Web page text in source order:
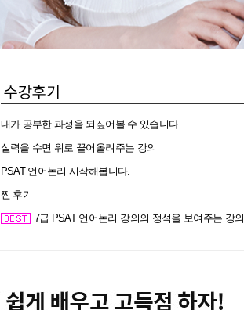
내가 공부한 과정을 되짚어볼 수 있습니다
실력을 수면 위로 끌어올려주는 강의
PSAT 언어논리 시작해봅니다.
찐 후기
7급 PSAT 언어논리 강의의 정석을 보여주는 강의